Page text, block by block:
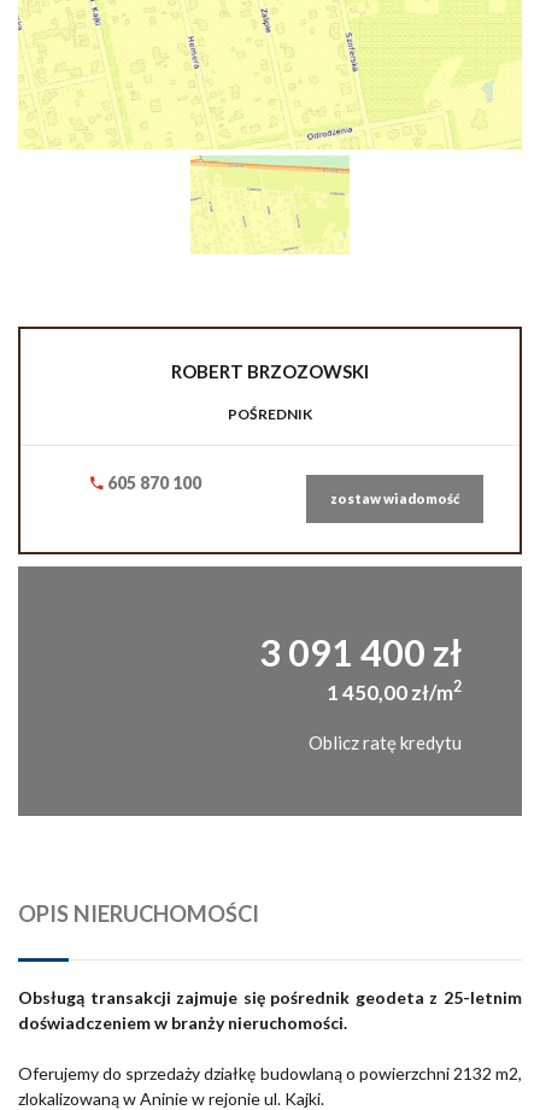
ROBERT BRZOZOWSKI
POŚREDNIK
605 870 100
zostaw wiadomość
3 091 400 zł
1 450,00 zł/m2
Oblicz ratę kredytu
OPIS NIERUCHOMOŚCI
Obsługą transakcji zajmuje się pośrednik geodeta z 25-letnim
doświadczeniem w branży nieruchomości.
Oferujemy do sprzedaży działkę budowlaną o powierzchni 2132 m2,
zlokalizowaną w Aninie w rejonie ul. Kajki.